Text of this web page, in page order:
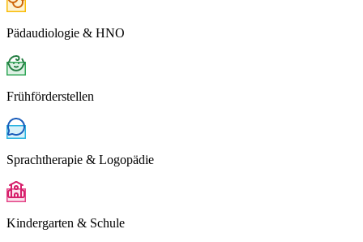
Pädaudiologie & HNO
Frühförderstellen
Sprachtherapie & Logopädie
Kindergarten & Schule